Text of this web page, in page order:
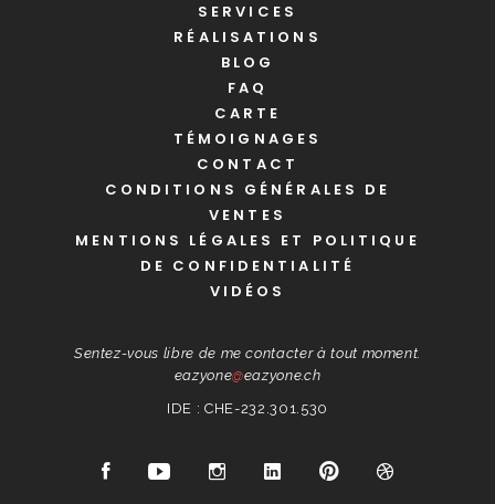
SERVICES
RÉALISATIONS
BLOG
FAQ
CARTE
TÉMOIGNAGES
CONTACT
CONDITIONS GÉNÉRALES DE
VENTES
MENTIONS LÉGALES ET POLITIQUE
DE CONFIDENTIALITÉ
VIDÉOS
Sentez-vous libre de me contacter à tout moment.
eazyone@eazyone.ch
IDE : CHE-232.301.530